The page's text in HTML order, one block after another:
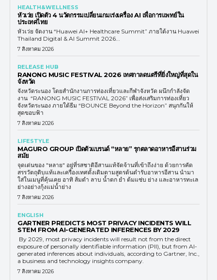
HEALTH&WELLNESS
หัวเว่ย เปิดตัว 4 นวัตกรรมเปลี่ยนเกมเร่งเครื่อง AI เพื่อการแพทย์ใน
ประเทศไทย
หัวเว่ย จัดงาน “Huawei AI+ Healthcare Summit” ภายใต้งาน Huawei
Thailand Digital & AI Summit 2026...
7 สิงหาคม 2026
RELEASE HUB
RANONG MUSIC FESTIVAL 2026 เทศกาลดนตรีที่ยิ่งใหญ่ที่สุดใน
จังหวัด
จังหวัดระนอง โดยสำนักงานการท่องเที่ยวและกีฬาจังหวัด ผนึกกำลังจัด
งาน “RANONG MUSIC FESTIVAL 2026” เพื่อส่งเสริมการท่องเที่ยว
จังหวัดระนอง ภายใต้ธีม “BOUNCE Beyond the Horizon” สนุกกันให้
สุดขอบฟ้า
7 สิงหาคม 2026
LIFESTYLE
MAGURO GROUP เปิดตัวแบรนด์ “หลาย” รุกตลาดอาหารอีสานร่วม
สมัย
จุดเด่นของ "หลาย" อยู่ที่รสชาติอีสานแท้จัดจ้านที่เข้าถึงง่าย ด้วยการคัด
สรรวัตถุดิบแท้และเครื่องเทศดั้งเดิมตามสูตรต้นตำรับอาหารอีสาน นำมา
ใส่ในเมนูที่คุ้นเคย อาทิ ส้มตำ ลาบ น้ำตก ยำ ต้มแซ่บ ย่าง และอาหารทะเล
ย่างอย่างกุ้งแม่น้ำย่าง
7 สิงหาคม 2026
ENGLISH
GARTNER PREDICTS MOST PRIVACY INCIDENTS WILL
STEM FROM AI-GENERATED INFERENCES BY 2029
By 2029, most privacy incidents will result not from the direct
exposure of personally identifiable information (PII), but from AI-
generated inferences about individuals, according to Gartner, Inc.,
a business and technology insights company.
7 สิงหาคม 2026